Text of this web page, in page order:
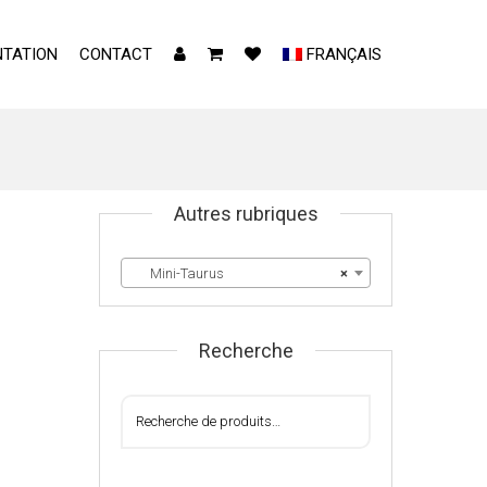
CONTACT FRANÇAIS
Autres rubriques
×
Mini-Taurus
Recherche